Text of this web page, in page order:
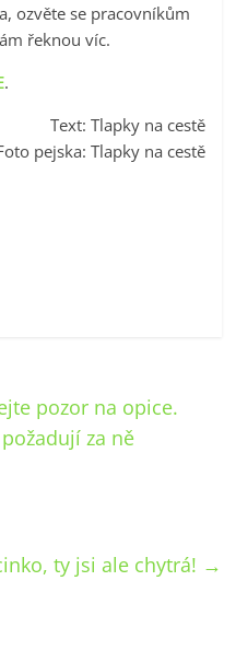
ozvěte se pracovníkům
řeknou víc.
.
Text: Tlapky na cestě
pejska: Tlapky na cestě
pozor na opice.
za ně
ty jsi ale chytrá! →